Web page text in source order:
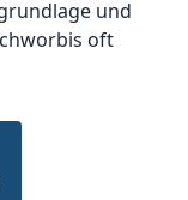
und
oft